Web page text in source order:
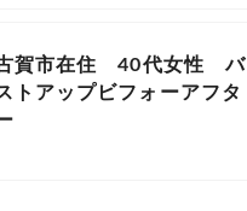
賀市在住 40代女性 バ
トアップビフォーアフタ